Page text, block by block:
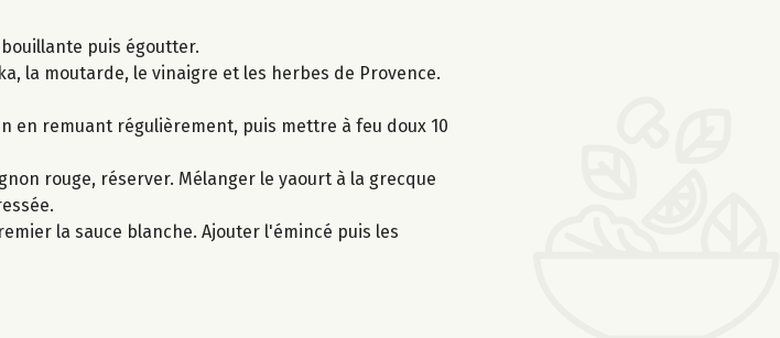
puis égoutter.
la moutarde, le vinaigre et les herbes de Provence.
en remuant régulièrement, puis mettre à feu doux 10
rouge, réserver. Mélanger le yaourt à la grecque
la sauce blanche. Ajouter l'émincé puis les